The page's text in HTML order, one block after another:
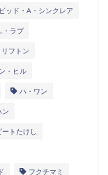
ッド・A・シンクレア
・ラブ
リフトン
・ヒル
ハ・ワン
ン
ートたけし
フクチマミ